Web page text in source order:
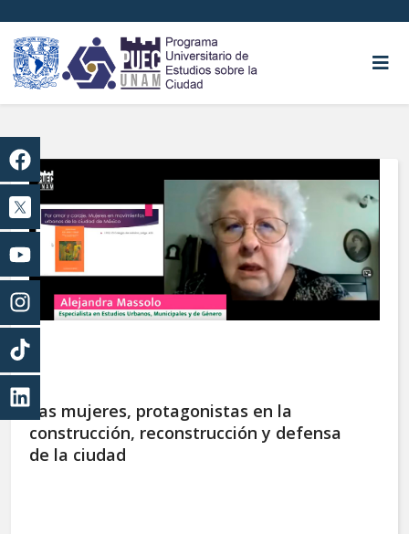
Las mujeres, protagonistas en la
construcción, reconstrucción y defensa
de la ciudad